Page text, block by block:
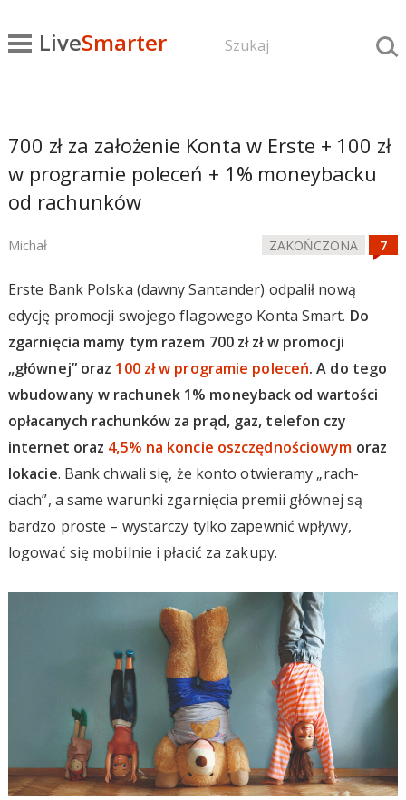
LiveSmarter
700 zł za założenie Konta w Erste + 100 zł
w programie poleceń + 1% moneybacku
od rachunków
Michał ZAKOŃCZONA
Erste Bank Polska (dawny Santander) odpalił nową
edycję promocji swojego flagowego Konta Smart. Do
zgarnięcia mamy tym razem 700 zł zł w promocji
„głównej” oraz 100 zł w programie poleceń. A do tego
wbudowany w rachunek 1% moneyback od wartości
opłacanych rachunków za prąd, gaz, telefon czy
internet oraz 4,5% na koncie oszczędnościowym oraz
lokacie. Bank chwali się, że konto otwieramy „rach-
ciach”, a same warunki zgarnięcia premii głównej są
bardzo proste – wystarczy tylko zapewnić wpływy,
logować się mobilnie i płacić za zakupy.